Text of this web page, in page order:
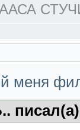
меня